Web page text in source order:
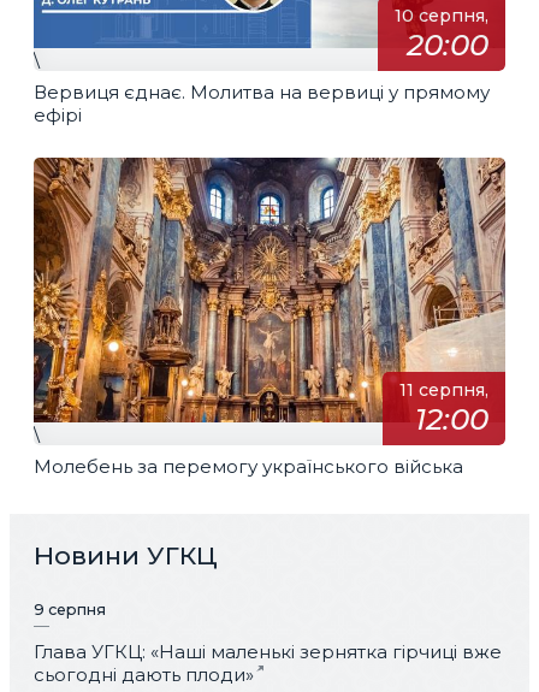
10 серпня,
20:00
\
Вервиця єднає. Молитва на вервиці у прямому
ефірі
11 серпня,
12:00
\
Молебень за перемогу українського війська
Новини УГКЦ
9 серпня
Глава УГКЦ: «Наші маленькі зернятка гірчиці вже
сьогодні дають плоди»